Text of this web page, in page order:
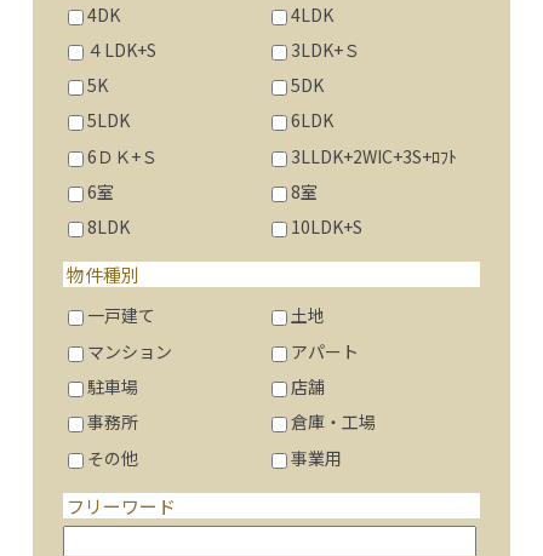
4DK
4LDK
４LDK+S
3LDK+Ｓ
5K
5DK
5LDK
6LDK
6ＤＫ+Ｓ
3LLDK+2WIC+3S+ﾛﾌﾄ
6室
8室
8LDK
10LDK+S
物件種別
一戸建て
土地
マンション
アパート
駐車場
店舗
事務所
倉庫・工場
その他
事業用
フリーワード